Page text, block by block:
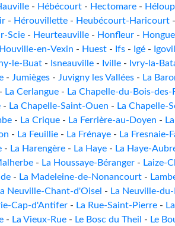
- Hébécourt - Hectomare - Héloup
- Hérouvillette - Heubécourt-Haricourt -
Scie - Heurteauville - Honfleur -
Houville-en-Vexin - Huest - Ifs - Igé -
le-Buat - Isneauville - Iville - Ivry-la-
- Jumièges - Juvigny les Vallées - La
- La Cerlangue - La Chapelle-du-Bois-des-
- La Chapelle-Saint-Ouen - La Chapelle-
- La Crique - La Ferrière-au-Doyen -
- La Feuillie - La Frénaye - La Fresnaie-
- La Harengère - La Haye - La Haye-
- La Houssaye-Béranger - Laize-
- La Madeleine-de-Nonancourt -
Neuville-Chant-d'Oisel - La Neuville-
Cap-d'Antifer - La Rue-Saint-Pierre -
- La Vieux-Rue - Le Bosc du Theil - Le